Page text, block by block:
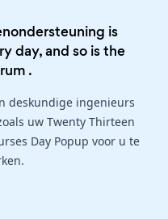
is
day, and so is the
.
deskundige ingenieurs
uw Twenty Thirteen
Day Popup voor u te